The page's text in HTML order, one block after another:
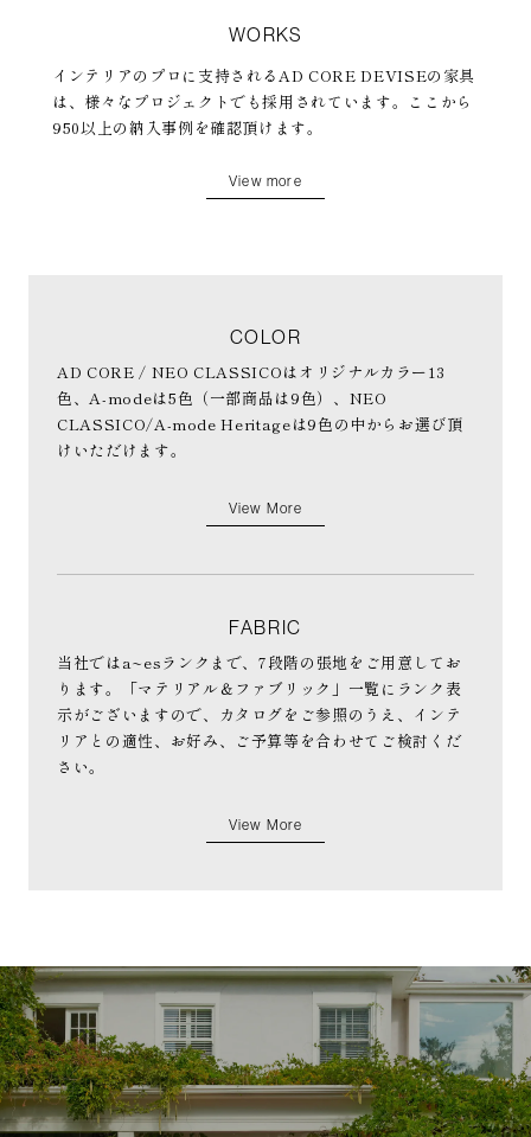
WORKS
インテリアのプロに支持されるAD CORE DEVISEの家具
は、様々なプロジェクトでも採用されています。ここから
950以上の納入事例を確認頂けます。
View more
COLOR
AD CORE / NEO CLASSICOはオリジナルカラー13
色、A-modeは5色（一部商品は9色）、NEO
CLASSICO/A-mode Heritageは9色の中からお選び頂
けいただけます。
View More
FABRIC
当社ではa~esランクまで、7段階の張地をご用意してお
ります。「マテリアル＆ファブリック」一覧にランク表
示がございますので、カタログをご参照のうえ、インテ
リアとの適性、お好み、ご予算等を合わせてご検討くだ
さい。
View More